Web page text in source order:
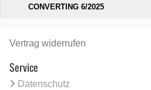
CONVERTING 6/2025
Vertrag widerrufen
Service
Datenschutz